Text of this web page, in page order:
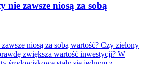
nie zawsze niosą za sobą
niosą za sobą wartość? Czy zielony
zwiększa wartość inwestycji? W